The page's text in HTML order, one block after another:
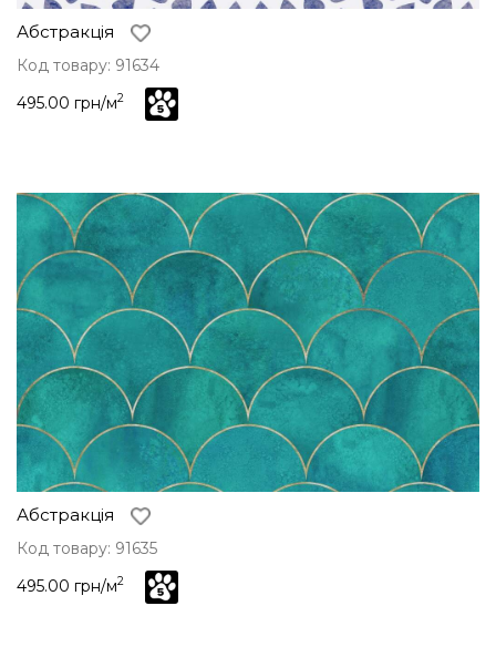
Абстракція
Код товару: 91634
495.00 грн/м2
Абстракція
Код товару: 91635
495.00 грн/м2